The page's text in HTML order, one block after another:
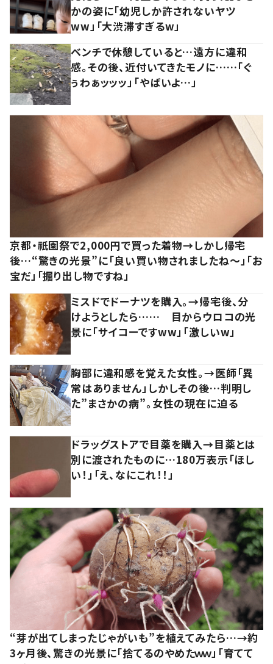
かの姿に「幼児しか許されないヤツ
ww」「大渋滞すぎるw」
ベンチで休憩していると…遠方に違和
感。その後、近付いてきたモノに……「ぐ
ぅわぁッッッ」「やばいよ…」
京都・祇園祭で2,000円で買った着物→しかし帰宅
後…“驚きの光景”に「良い買い物されましたね～」「お
宝だ」「掘り出し物ですね」
ミスドでドーナツを購入。→帰宅後、分
けようとしたら…… 目からウロコの光
景に「サイコーですww」「激しいw」
胸部に違和感を覚えた女性。→医師「異
常はありません」しかしその後…判明し
た”まさかの病”。女性の現在に迫る
ドラッグストアで目薬を購入→目薬とは
別に渡されたものに…180万表示「ほし
い！」「え、なにこれ！！」
“芽が出てしまったじゃがいも”を植えてみたら…→約
3ヶ月後、驚きの光景に「捨てるのやめたｗｗ」「育てて